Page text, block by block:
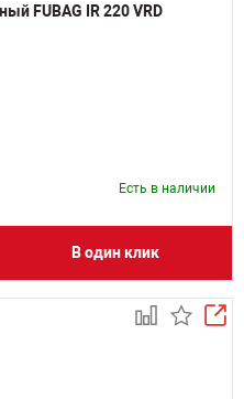
FUBAG IR 220 VRD
Есть в наличии
В один клик